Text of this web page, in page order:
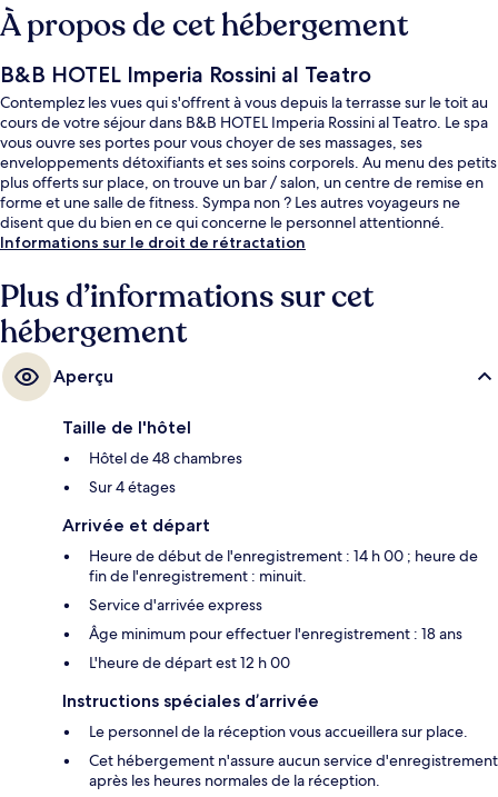
À propos de cet hébergement
B&B HOTEL Imperia Rossini al Teatro
Contemplez les vues qui s'offrent à vous depuis la terrasse sur le toit au
cours de votre séjour dans B&B HOTEL Imperia Rossini al Teatro. Le spa
vous ouvre ses portes pour vous choyer de ses massages, ses
enveloppements détoxifiants et ses soins corporels. Au menu des petits
plus offerts sur place, on trouve un bar / salon, un centre de remise en
forme et une salle de fitness. Sympa non ? Les autres voyageurs ne
disent que du bien en ce qui concerne le personnel attentionné.
Informations sur le droit de rétractation
Plus d’informations sur cet
hébergement
Aperçu
Taille de l'hôtel
Hôtel de 48 chambres
Sur 4 étages
Arrivée et départ
Heure de début de l'enregistrement : 14 h 00 ; heure de
fin de l'enregistrement : minuit.
Service d'arrivée express
Âge minimum pour effectuer l'enregistrement : 18 ans
L'heure de départ est 12 h 00
Instructions spéciales d’arrivée
Le personnel de la réception vous accueillera sur place.
Cet hébergement n'assure aucun service d'enregistrement
après les heures normales de la réception.